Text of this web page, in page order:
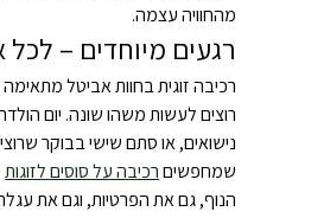
מהחוויה עצמה.
רגעים מיוחדים – לכל
רכיבה זוגית בחוות אביטל
רוצים לעשות משהו שונה. יום
נישואים, או סתם שישי בבוקר
שמחפשים רכיבה על סוסים לזוגות
הנוף, גם את הפרטיות, וגם את